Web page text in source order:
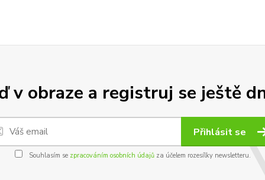
v obraze a registruj se ještě
Přihlásit se
Souhlasím se zpracováním osobních údajůza účelem rozesílky newsletteru.